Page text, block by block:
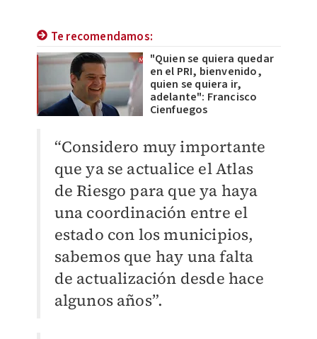
Te recomendamos:
"Quien se quiera quedar
en el PRI, bienvenido,
quien se quiera ir,
adelante": Francisco
Cienfuegos
“Considero muy importante
que ya se actualice el Atlas
de Riesgo para que ya haya
una coordinación entre el
estado con los municipios,
sabemos que hay una falta
de actualización desde hace
algunos años”.